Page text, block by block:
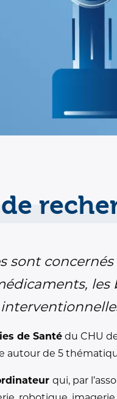
sont concernés
de Santé du CHU
autour de 5
qui, par